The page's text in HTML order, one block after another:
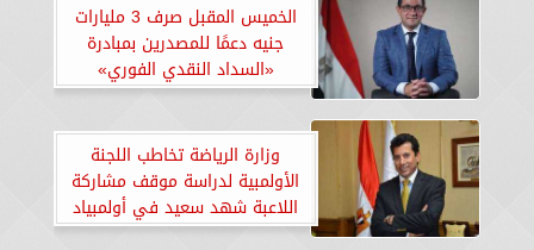
الخميس المقبل صرف 3 مليارات
جنيه دعمًا للمصدرين بمبادرة
«السداد النقدي الفوري»
وزارة الرياضة تخاطب اللجنة
الأولمبية لدراسة موقف مشاركة
اللاعبة شهد سعيد في أولمبياد
باريس وفقا للمواثيق الدولية